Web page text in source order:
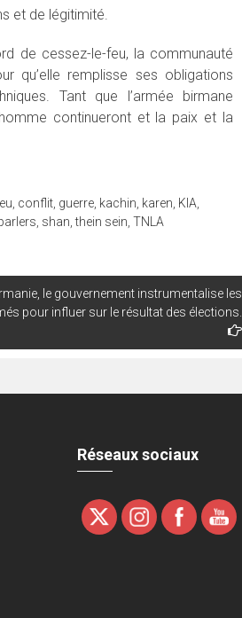
et de légitimité.
de cessez-le-feu, la communauté
qu’elle remplisse ses obligations
Tant que l’armée birmane
continueront et la paix et la
conflit guerre kachin karen KIA
shan ,thein sein TNLA
le gouvernement instrumentalise les
pour influer sur le résultat des élections.
Réseaux sociaux